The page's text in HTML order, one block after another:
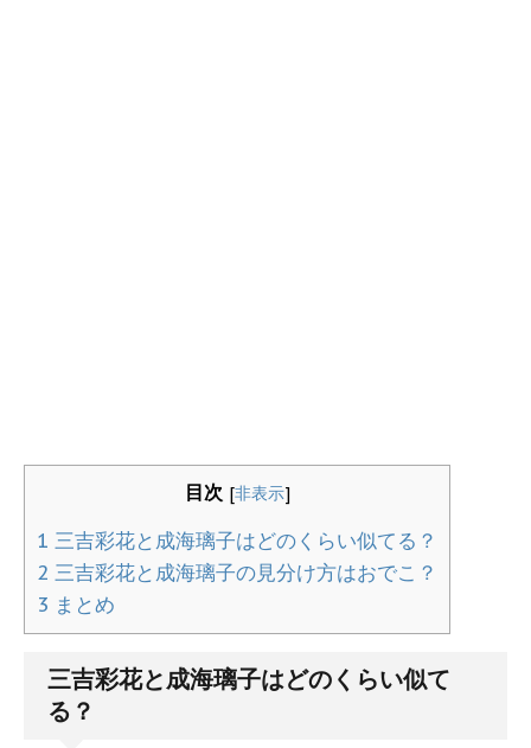
目次 [非表示]
1 三吉彩花と成海璃子はどのくらい似てる？
2 三吉彩花と成海璃子の見分け方はおでこ？
3 まとめ
三吉彩花と成海璃子はどのくらい似て
る？